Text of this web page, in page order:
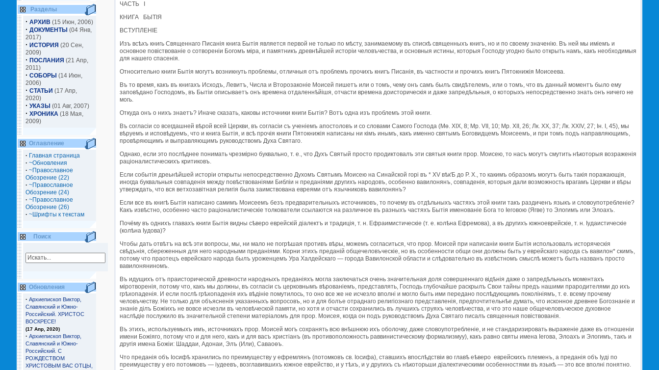
Разделы
· АРХИВ (15 Июн, 2006)
· ДОКУМЕНТЫ (04 Янв,
2017)
· ИСТОРИЯ (20 Сен,
2009)
· ПОСЛАНИЯ (21 Апр,
2011)
· СОБОРЫ (14 Июн,
2006)
· СТАТЬИ (17 Апр,
2020)
· УКАЗЫ (01 Авг, 2007)
· ХРОНИКА (18 Мая,
2009)
Оглавление
· Главная страница
· ~Обновления
· ~Православное
Обозрение (22)
· ~Православное
Обозрение (24)
· ~Православное
Обозрение (26)
· ~Шрифты к текстам
Поиск
Обновления
· Архиепископ Виктор,
Славянский и Южно-
Российский. ХРИСТОС
ВОСКРЕСЕ!
(17 Апр, 2020)
· Архиепископ Виктор,
Славянский и Южно-
Российский. С
РОЖДЕСТВОМ
ХРИСТОВЫМ ВАС ОТЦЫ,
ЧАСТЬ I
КНИГА БЫТIЯ
ВСТУПЛЕНIЕ
Изъ всѣхъ книгь Священнаго Писанiя книга Бытiя является первой не только по мѣсту, занимаемому въ спискѣ священныхъ книгъ, но и по своему значенiю. Въ ней мы имiемъ и
основное повiствованiе о сотворенiи Богомъ мiра, и памятникъ древнѣйшей исторiи человъчества, и основныя истины, которыя Господу угодно было открыть намъ, какъ необходимыя
для нашего спасенiя.
Относительно книги Бытiя могутъ возникнуть проблемы, отличныя отъ проблемъ прочихъ книгъ Писанiя, въ частности и прочихъ книгъ Пятокнижiя Моисеева.
Въ то время, какъ въ книгахъ Исходъ, Левитъ, Числа и Второзаконiе Моисей пишетъ или о томъ, чему онъ самъ былъ свидѣтелемъ, или о томъ, что въ данный моментъ было ему
заповѣдано Господомъ, въ Бытiи описываетъ онъ времена отдаленнѣйiшя, отчасти времена доисторическiя и даже запредѣльныя, о которыхъ непосредственно знать онъ ничего не
могь.
Откуда онъ о нихъ знаетъ? Иначе сказать, каковы источники книги Бытiя? Вотъ одна изъ проблемъ этой книги.
Въ согласiи со всегдашней вѣрой всей Церкви, въ согласiи съ ученiемъ апостоловъ и со словами Самого Господа (Мө. XIX, 8; Мр. VII, 10; Мр. XII, 26; Лк. XX, 37; Лк. XXIV, 27; Iн. I, 45), мы
вѣруемъ и исповѣдуемъ, что и книга Бытiя, и всѣ прочiя книги Пятокнижiя написаны ни кiмъ инымъ, какъ именно святымъ Боговидцемъ Моисеемъ, и при томъ подъ направляющимъ,
провѣряющимъ и выправляющимъ руководствомъ Духа Святаго.
Однако, если это послѣднее понимать чрезмiрно буквально, т. е., что Духъ Святый просто продиктовалъ эти святыя книги прор. Моисею, то насъ могутъ смутить нѣкоторыя возраженiя
рацiоналистическихъ критиковъ.
Если событiя дреьнѣйшей исторiи открыты непосредственно Духомъ Святымъ Моисею на Синайской горi въ * XV вѣк'Б до Р. X., то какимъ образомъ могутъ быть такiя поражающiя,
иногда буквальныя совпаденiя между повѣствованiями Библiи н преданiями другихъ народовъ, особенно вавилонянъ, совпаденiя, которыя дали возможность врагамъ Церкви и вѣры
утверждать, что вся ветхозавiтная религiя была заимствована евреями отъ язычниковъ вавилонянъ?
Если все въ книгѣ Бытiя написано самимъ Моисеемъ безъ предварительныхъ источниковъ, то почему въ отдѣльныхъ частяхъ этой книги такъ раздиченъ языкъ и словоупотребленiе?
Какъ извѣстно, особенно часто рацiоналистическiе толкователи ссылаются на различное въ разныхъ частяхъ Бытiя именованiе Бога то Iеговою (Ягве) то Элогимъ или Элоахъ.
Почёму въ однихъ главахъ книги Бытiя видны сѣверо еврейскiй дiалектъ и традицiя, т. н. Ефраимистическiе (т. е. колѣна Ефремова), а въ другихъ южноеврейскiе, т. н. Iудаистическiе
(колѣна Iудова)?
Чтобы дать отвѣтъ на всѣ эти вопросы, мы, ни мало не погрѣшая противъ вѣры, можемъ согласиться, что прор. Моисей при написанiи книги Бытiя использовалъ исторяческiя
свѣдънiя, сбереженныя для него народными преданiями. Корни этихъ преданiй общечеловъческiе, но въ особенности общи они должны быть у еврейскаго народа съ вавилон* скимъ,
потому что праотецъ еврейскаго народа былъ уроженцемъ Ура Халдейскаго — города Вавилонской области и слѣдовательно въ извѣстномъ смыслѣ можетъ быть названъ просто
вавилоняниномъ.
Въ идущихъ отъ праисторической древности народныхъ преданiяхъ могла заключаться очень значительная доля совершеннаго вiдѣнiя даже о запредѣльныхъ моментахъ
мiротворенiя, потому что, какъ мы должны, въ согласiи съ церковнымъ вѣрованiемъ, представлять, Господь глубочайше раскрылъ Свои тайны предъ нашими прародителями до ихъ
грѣхопаденiя. И если послѣ грѣхопаденiя ихъ вѣдiнiе помутилось, то оно все же не исчезло вполнi и могло быть ими передано послѣдующимъ поколiнiямъ, т. е. всему прочему
человъчеству. Не только для объясненiя указанныхъ вопросовъ, но и для болъе отраднаго религiознаго представленiя, предпочтительнѣе думать, что исконное древнее Богознанiе и
знанiе дiлъ Божiихъ не вовсе исчезли въ человѣческой памяти, но хотя и отчасти сохранились въ лучшихъ струяхъ человѣчества, и что это наше общечеловъческое духовное
наслѣдiе послужило въ значительной степени матерiаломъ для прор. Моисея, когда он подъ руководствомъ Духа Святаго писалъ священныя повiствованiя.
Въ этихъ, используемыхъ имъ, источникахъ прор. Моисей могъ сохранять всю внѣшнюю ихъ оболочку, даже словоупотребленiе, и не стандаризировать выраженiе даже въ отношенiи
имени Божiяго, потому что и для него, какъ и для васъ христiанъ (въ противоположность раввинистическому формализмуу), какъ равно святы имена Iегова, Элоахъ и Элогимъ, такъ и
другiя имена Божiи: Шаддаи, Адонаи, Элъ (Или), Саваоөъ.
Что преданiя объ Iосифѣ хранились по преимуществу у ефремлянъ (потомковъ св. Iосифа), ставшихъ впослѣдствiи во главѣ еѣверо еврейскихъ племенъ, а преданiя объ Iудi по
преимуществу у его потомковъ — iудеевъ, возглавившихъ южное еврейство, и у тѣхъ, и у другихъ съ нѣкоторьши дiалектическими особенностями въ языкѣ — это все вполнi понятно.